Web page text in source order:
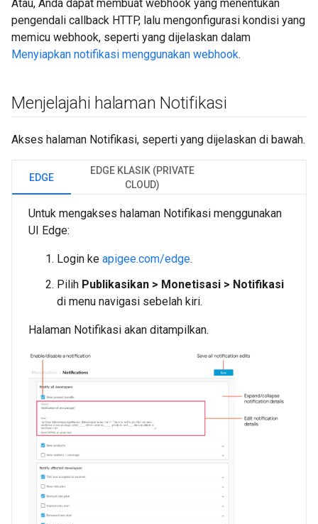
Atau, Anda dapat membuat webhook yang menentukan
pengendali callback HTTP, lalu mengonfigurasi kondisi yang
memicu webhook, seperti yang dijelaskan dalam
Menyiapkan notifikasi menggunakan webhook.
Menjelajahi halaman Notifikasi
Akses halaman Notifikasi, seperti yang dijelaskan di bawah.
EDGE
EDGE KLASIK (PRIVATE
CLOUD)
Untuk mengakses halaman Notifikasi menggunakan
UI Edge:
Login ke apigee.com/edge.
Pilih Publikasikan > Monetisasi > Notifikasi
di menu navigasi sebelah kiri.
Halaman Notifikasi akan ditampilkan.